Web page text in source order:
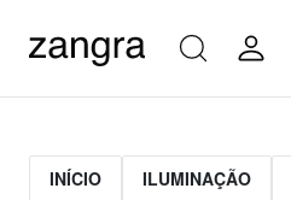
INÍCIO ILUMINAÇÃO